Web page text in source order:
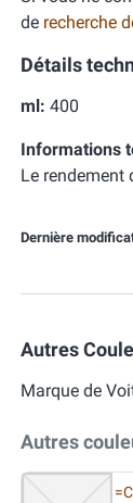
de recherche
Détails
ml: 400
Informations
Le rendement
Dernière
Autres
Marque de
Autres